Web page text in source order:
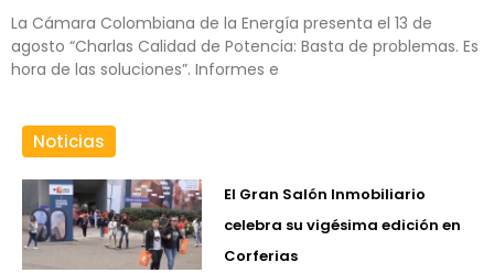
La Cámara Colombiana de la Energía presenta el 13 de
agosto “Charlas Calidad de Potencia: Basta de problemas. Es
hora de las soluciones”. Informes e
Noticias
El Gran Salón Inmobiliario
celebra su vigésima edición en
Corferias